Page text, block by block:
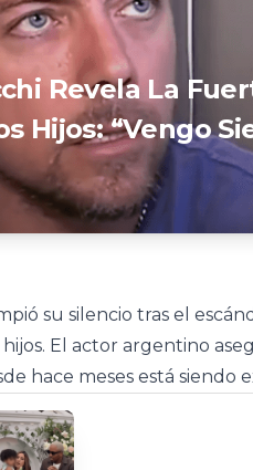
Revela La
Hijos: “Vengo
su silencio tras el
El actor argentino
hace meses está siendo